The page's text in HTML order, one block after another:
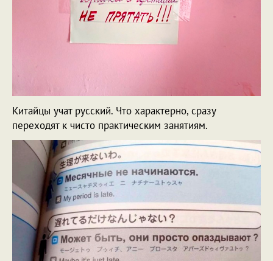
Китайцы учат русский. Что характерно, сразу
переходят к чисто практическим занятиям.